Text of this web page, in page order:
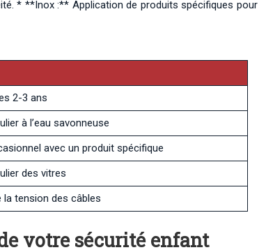
* **Inox :** Application de produits spécifiques pour
2-3 ans
à l’eau savonneuse
avec un produit spécifique
des vitres
la tension des câbles
votre sécurité enfant